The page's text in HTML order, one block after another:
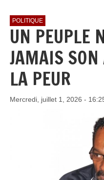
POLITIQUE
UN PEUPLE
JAMAIS SON
LA PEUR
Mercredi, juillet 1, 2026 -